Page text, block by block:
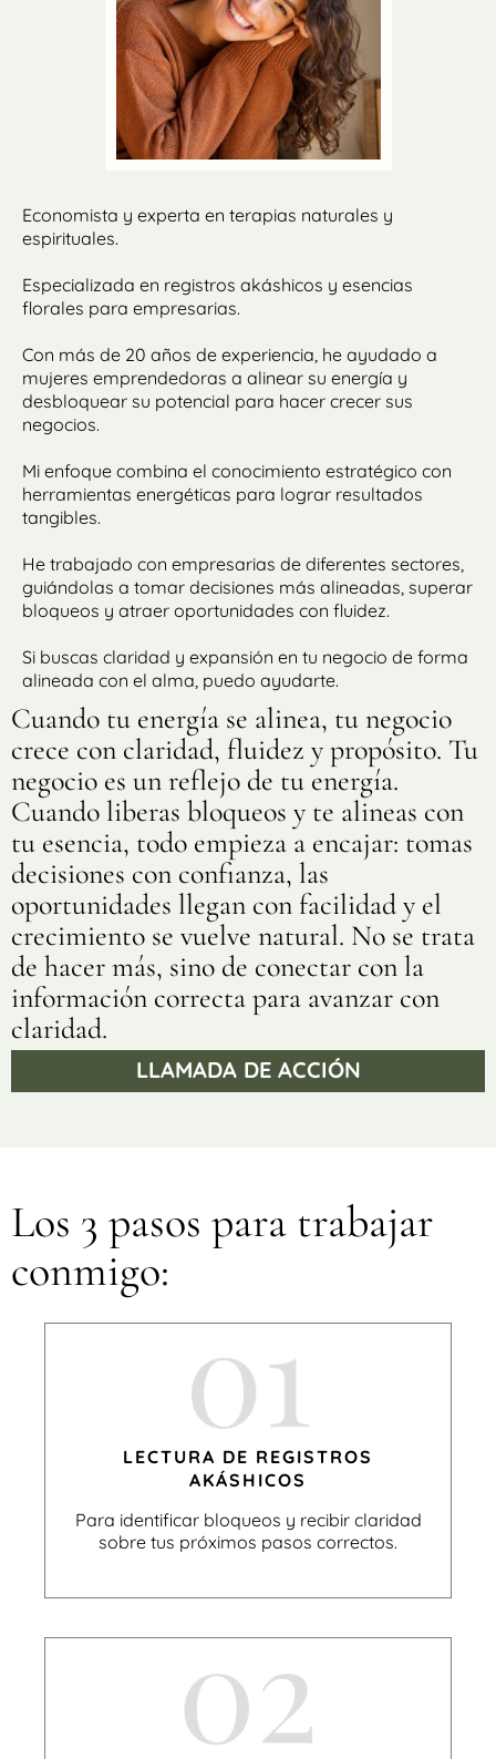
Economista y experta en terapias naturales y
espirituales.
Especializada en registros akáshicos y esencias
florales para empresarias.
Con más de 20 años de experiencia, he ayudado a
mujeres emprendedoras a alinear su energía y
desbloquear su potencial para hacer crecer sus
negocios.
Mi enfoque combina el conocimiento estratégico con
herramientas energéticas para lograr resultados
tangibles.
He trabajado con empresarias de diferentes sectores,
guiándolas a tomar decisiones más alineadas, superar
bloqueos y atraer oportunidades con fluidez.
Si buscas claridad y expansión en tu negocio de forma
alineada con el alma, puedo ayudarte.
Cuando tu energía se alinea, tu negocio
crece con claridad, fluidez y propósito. Tu
negocio es un reflejo de tu energía.
Cuando liberas bloqueos y te alineas con
tu esencia, todo empieza a encajar: tomas
decisiones con confianza, las
oportunidades llegan con facilidad y el
crecimiento se vuelve natural. No se trata
de hacer más, sino de conectar con la
información correcta para avanzar con
claridad.
LLAMADA DE ACCIÓN
Los 3 pasos para trabajar
conmigo:
LECTURA DE REGISTROS
AKÁSHICOS
Para identificar bloqueos y recibir claridad
sobre tus próximos pasos correctos.